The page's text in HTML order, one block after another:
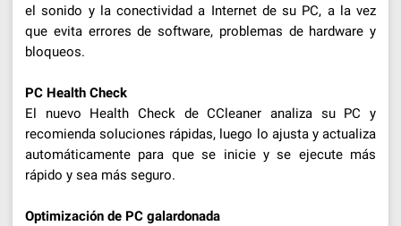
el sonido y la conectividad a Internet de su PC, a la vez
que evita errores de software, problemas de hardware y
bloqueos.
PC Health Check
El nuevo Health Check de CCleaner analiza su PC y
recomienda soluciones rápidas, luego lo ajusta y actualiza
automáticamente para que se inicie y se ejecute más
rápido y sea más seguro.
Optimización de PC galardonada